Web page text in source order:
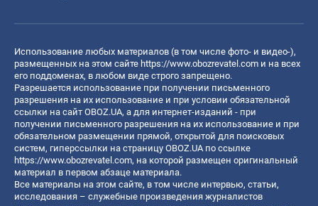
Использование любых материалов (в том числе фото- и видео-),
размещенных на этом сайте https://www.obozrevatel.com и на всех
его поддоменах, в любом виде строго запрещено.
Разрешается использование при получении письменного
разрешения на их использование и при условии обязательной
ссылки на сайт OBOZ.UA, а для интернет-изданий - при
получении письменного разрешения на их использование и при
обязательном размещении прямой, открытой для поисковых
систем, гиперссылки на страницу OBOZ.UA по ссылке
https://www.obozrevatel.com, на которой размещен оригинальный
материал в первом абзаце материала.
Все материалы на этом сайте, в том числе интервью, статьи,
исследования – служебные произведения журналистов